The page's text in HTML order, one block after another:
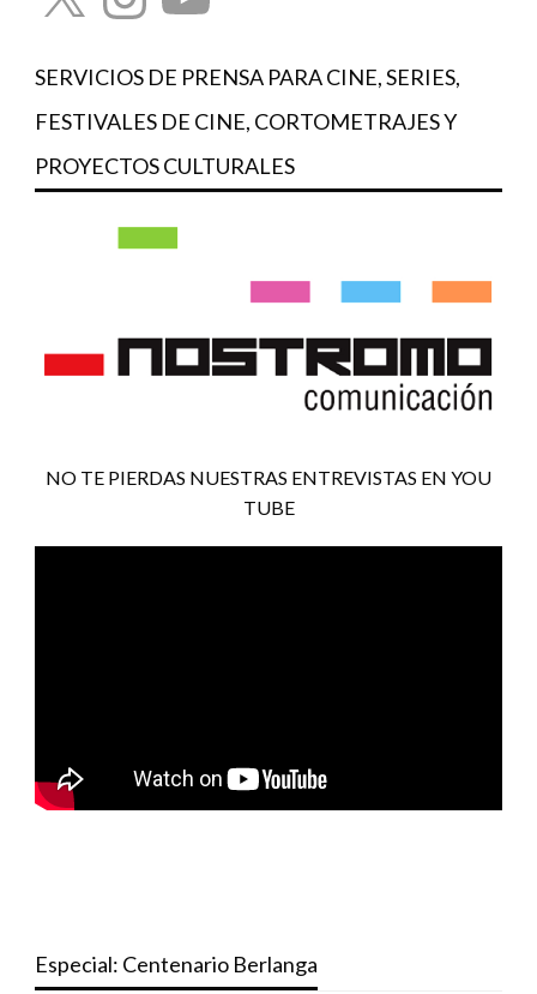
SERVICIOS DE PRENSA PARA CINE, SERIES,
FESTIVALES DE CINE, CORTOMETRAJES Y
PROYECTOS CULTURALES
NO TE PIERDAS NUESTRAS ENTREVISTAS EN YOU
TUBE
Especial: Centenario Berlanga